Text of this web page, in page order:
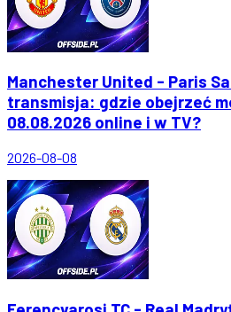
Manchester United - Paris
transmisja: gdzie obejrzeć
08.08.2026 online i w TV?
2026-08-08